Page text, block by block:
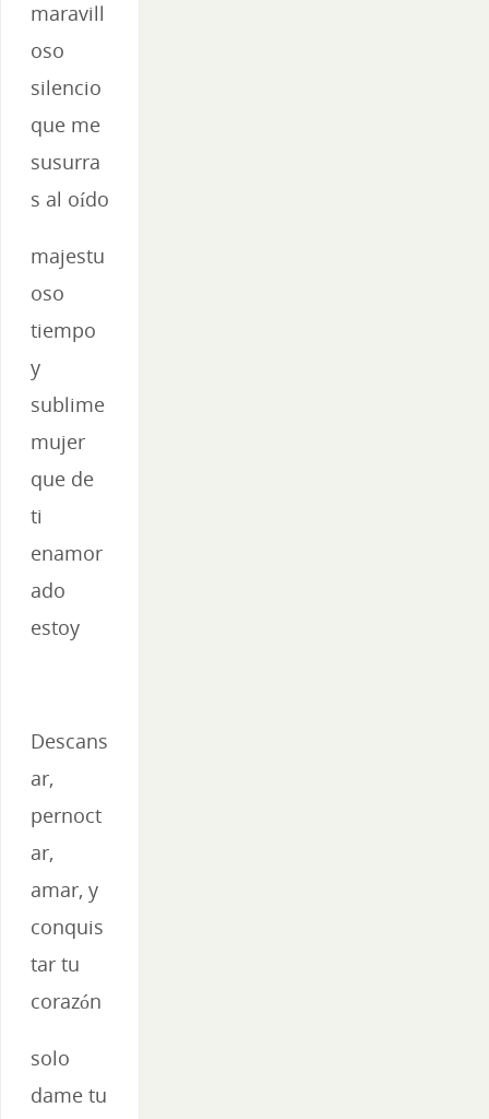
maravill
oso
silencio
que me
susurra
s al oído
majestu
oso
tiempo
y
sublime
mujer
que de
ti
enamor
ado
estoy
Descans
ar,
pernoct
ar,
amar, y
conquis
tar tu
corazón
solo
dame tu